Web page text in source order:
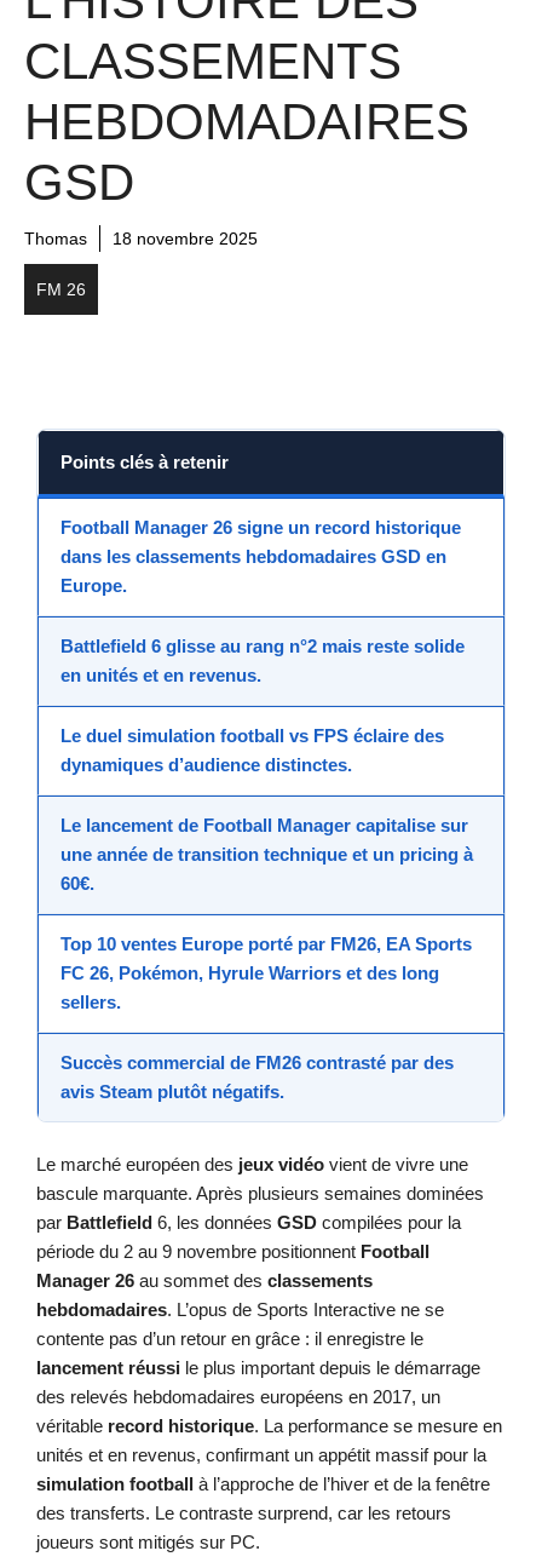
CLASSEMENTS
HEBDOMADAIRES
GSD
Thomas 18 novembre 2025
FM 26
Points clés à retenir
Football Manager 26 signe un record historique
dans les classements hebdomadaires GSD en
Europe.
Battlefield 6 glisse au rang n°2 mais reste solide
en unités et en revenus.
Le duel simulation football vs FPS éclaire des
dynamiques d’audience distinctes.
Le lancement de Football Manager capitalise sur
une année de transition technique et un pricing à
60€.
Top 10 ventes Europe porté par FM26, EA Sports
FC 26, Pokémon, Hyrule Warriors et des long
sellers.
Succès commercial de FM26 contrasté par des
avis Steam plutôt négatifs.
Le marché européen des jeux vidéo vient de vivre une
bascule marquante. Après plusieurs semaines dominées
par Battlefield 6, les données GSD compilées pour la
période du 2 au 9 novembre positionnent Football
Manager 26 au sommet des classements
hebdomadaires. L’opus de Sports Interactive ne se
contente pas d’un retour en grâce : il enregistre le
lancement réussi le plus important depuis le démarrage
des relevés hebdomadaires européens en 2017, un
véritable record historique. La performance se mesure en
unités et en revenus, confirmant un appétit massif pour la
simulation football à l’approche de l’hiver et de la fenêtre
des transferts. Le contraste surprend, car les retours
joueurs sont mitigés sur PC.